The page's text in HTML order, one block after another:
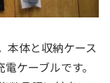
本体と収納ケース
ケーブルです。